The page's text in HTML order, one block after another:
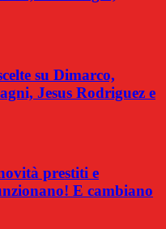
su Dimarco,
Jesus Rodriguez e
prestiti e
E cambiano